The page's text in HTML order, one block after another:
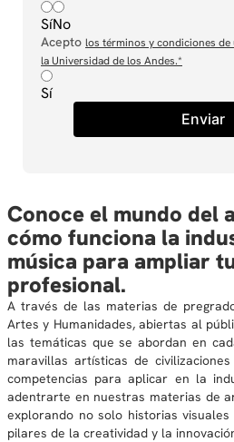
SíNo
Acepto los términos y condiciones
la Universidad de los Andes.*
Sí
Enviar
Conoce el mundo del
cómo funciona la
música para ampliar
profesional.
A través de las materias de
Artes y Humanidades, abiertas al
las temáticas que se abordan en
maravillas artísticas de
competencias para aplicar en la
adentrarte en nuestras materias de
explorando no solo historias
pilares de la creatividad y la